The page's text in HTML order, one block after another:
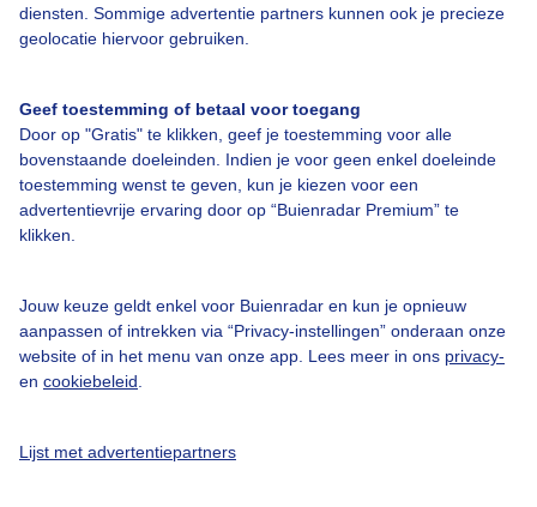
diensten. Sommige advertentie partners kunnen ook je precieze
geolocatie hiervoor gebruiken.
Geef toestemming of betaal voor toegang
Door op "Gratis" te klikken, geef je toestemming voor alle
bovenstaande doeleinden. Indien je voor geen enkel doeleinde
toestemming wenst te geven, kun je kiezen voor een
advertentievrije ervaring door op “Buienradar Premium” te
klikken.
Jouw keuze geldt enkel voor Buienradar en kun je opnieuw
aanpassen of intrekken via “Privacy-instellingen” onderaan onze
website of in het menu van onze app. Lees meer in ons privacy-
en cookiebeleid
Lijst met advertentiepartners
Bedrijfsgegevens
Contact
Toegankelijkheid
Gebruikersvoorwaarden
Adverteren
Privacy beleid
Cookie beleid